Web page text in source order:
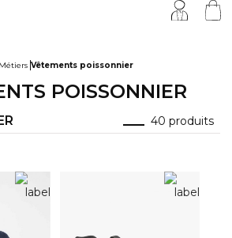
charcutier, traiteur
hôtellerie
Métiers Vêtements poissonnier
POISSONNIER
40 produits